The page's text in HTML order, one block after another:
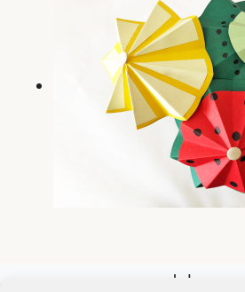
Jobs